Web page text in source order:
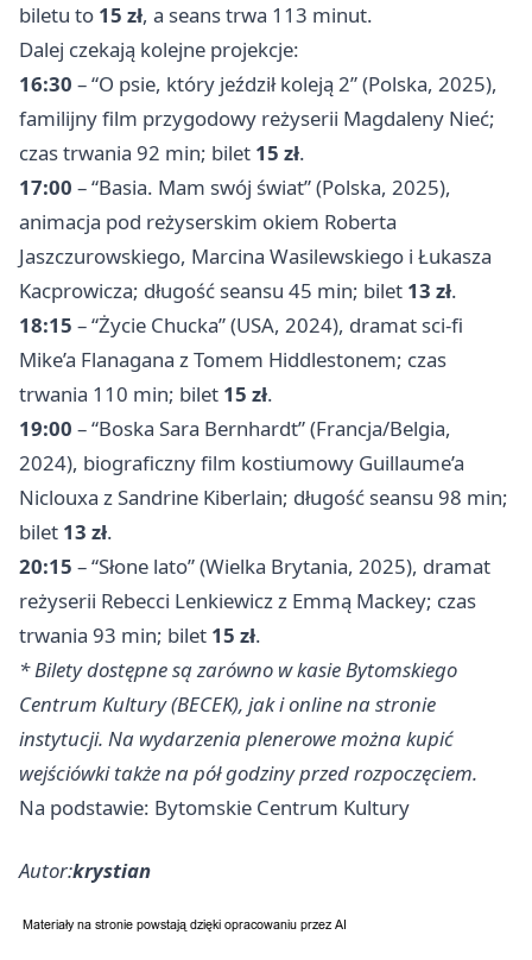
biletu to 15 zł, a seans trwa 113 minut.
Dalej czekają kolejne projekcje:
16:30 – “O psie, który jeździł koleją 2” (Polska, 2025),
familijny film przygodowy reżyserii Magdaleny Nieć;
czas trwania 92 min; bilet 15 zł.
17:00 – “Basia. Mam swój świat” (Polska, 2025),
animacja pod reżyserskim okiem Roberta
Jaszczurowskiego, Marcina Wasilewskiego i Łukasza
Kacprowicza; długość seansu 45 min; bilet 13 zł.
18:15 – “Życie Chucka” (USA, 2024), dramat sci-fi
Mike’a Flanagana z Tomem Hiddlestonem; czas
trwania 110 min; bilet 15 zł.
19:00 – “Boska Sara Bernhardt” (Francja/Belgia,
2024), biograficzny film kostiumowy Guillaume’a
Niclouxa z Sandrine Kiberlain; długość seansu 98 min;
bilet 13 zł.
20:15 – “Słone lato” (Wielka Brytania, 2025), dramat
reżyserii Rebecci Lenkiewicz z Emmą Mackey; czas
trwania 93 min; bilet 15 zł.
* Bilety dostępne są zarówno w kasie Bytomskiego
Centrum Kultury (BECEK), jak i online na stronie
instytucji. Na wydarzenia plenerowe można kupić
wejściówki także na pół godziny przed rozpoczęciem.
Na podstawie: Bytomskie Centrum Kultury
Autor:krystian